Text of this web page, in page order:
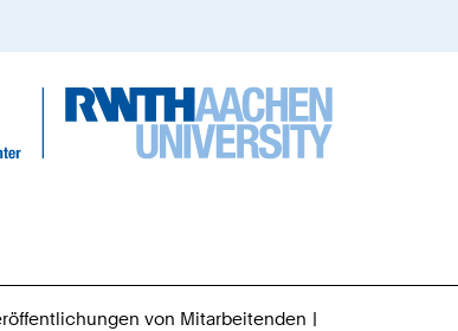
von Mitarbeitenden